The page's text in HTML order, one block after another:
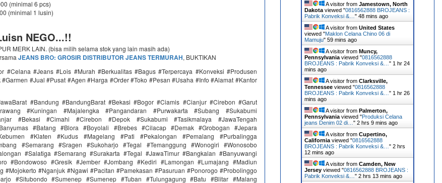
(minimal 6 pcs)
(minimal 1 lusin)
NEGO...!!
MERK LAIN. (bisa milih selama stok yang lain masih ada)
JEANS BRO: GROSIR DISTRIBUTOR JEANS TERMURAH, BUKTIKAN
#Celana #Jeans #Lois #Murah #Berkualitas #Bagus #Terpercaya #Konveksi #Produsen
#Jual #Pusat #Agen #Harga #Order #Toko #Pesan #Usaha #Info #Alamat #Kantor
#Bandung #BandungBarat #Bekasi #Bogor #Ciamis #Cianjur #Cirebon #Garut
#Kuningan #Majalengka #Pangandaran #Purwakarta #Subang #Sukabumi
#Bekasi #Cimahi #Cirebon #Depok #Sukabumi #Tasikmalaya #JawaTengah
#Batang #Blora #Boyolali #Brebes #Cilacap #Demak #Grobogan #Jepara
#Klaten #Kudus #Magelang #Pati #Pekalongan #Pemalang #Purbalingga
#Semarang #Sragen #Sukoharjo #Tegal #Temanggung #Wonogiri #Wonosobo
#Salatiga #Semarang #Surakarta #Tegal #JawaTimur #Bangkalan #Banyuwangi
#Bondowoso #Gresik #Jember #Jombang #Kediri #Lamongan #Lumajang #Madiun
#Mojokerto #Nganjuk #Ngawi #Pacitan #Pamekasan #Pasuruan #Ponorogo #Probolinggo
#Situbondo #Sumenep #Sumenep #Tuban #Tulungagung #Batu #Blitar #Malang
A visitor from Jamestown, North
Dakotaviewed "0816562888 BROJEANS :
Pabrik Konveksi &… " 48 mins ago
A visitor from United States
viewed "Maklon Celana Chino 06 di
Mamuju" 59 mins ago
A visitor from Muncy,
Pennsylvaniaviewed "0816562888
BROJEANS : Pabrik Konveksi &… " 1 hr 24
mins ago
A visitor from Clarksville,
Tennesseeviewed "0816562888
BROJEANS : Pabrik Konveksi &… " 1 hr 26
mins ago
A visitor from Palmerton,
Pennsylvaniaviewed "Produksi Celana
jeans Denim 02 di… " 2 hrs 9 mins ago
A visitor from Cupertino,
Californiaviewed "0816562888
BROJEANS : Pabrik Konveksi &… " 2 hrs
12 mins ago
A visitor from Camden, New
Jerseyviewed "0816562888 BROJEANS :
Pabrik Konveksi &… " 2 hrs 13 mins ago